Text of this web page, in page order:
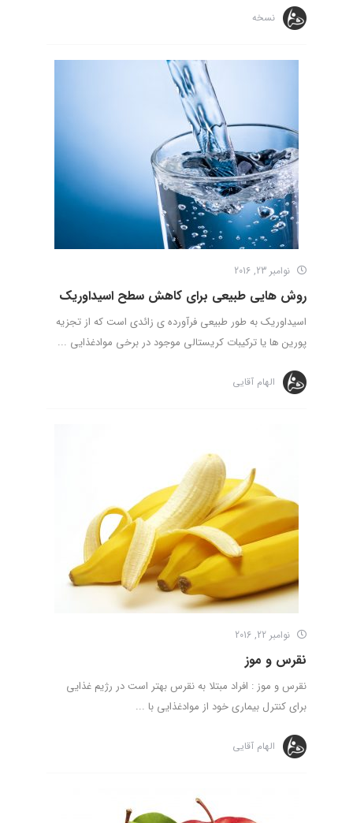
نسخه
نوامبر 23, 2016
روش هایی طبیعی برای کاهش سطح اسیداوریک
اسیداوریک به طور طبیعی فرآورده ی زائدی است که از تجزیه
پورین ها یا ترکیبات کریستالی موجود در برخی موادغذایی ...
الهام آقایی
نوامبر 22, 2016
نقرس و موز
نقرس و موز : افراد مبتلا به نقرس بهتر است در رژیم غذایی
برای کنترل بیماری خود از موادغذایی با ...
الهام آقایی